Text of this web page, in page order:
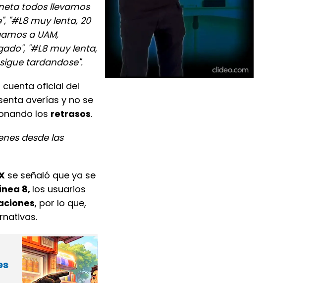
todos llevamos
"#L8 muy lenta, 20
a UAM,
"#L8 muy lenta,
tardandose".
cuenta oficial del
averías y no se
los retrasos.
desde las
se señaló que ya se
8, los usuarios
, por lo que,